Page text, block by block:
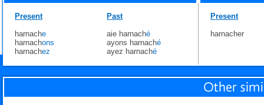
Present
harnache
harnachons
harnachez
Past
aie harnaché
ayons harnaché
ayez harnaché
Present
harnacher